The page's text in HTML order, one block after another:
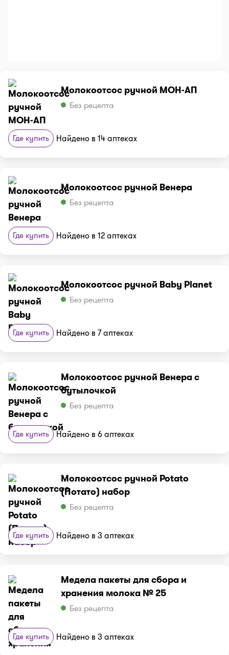
Молокоотсос ручной МОН-АП
Без рецепта
Где купить Найдено в 14 аптеках
Молокоотсос ручной Венера
Без рецепта
Где купить Найдено в 12 аптеках
Молокоотсос ручной Baby Planet
Без рецепта
Где купить Найдено в 7 аптеках
Молокоотсос ручной Венера с
бутылочкой
Без рецепта
Где купить Найдено в 6 аптеках
Молокоотсос ручной Potato
(Потато) набор
Без рецепта
Где купить Найдено в 3 аптеках
Медела пакеты для сбора и
хранения молока № 25
Без рецепта
Где купить Найдено в 3 аптеках